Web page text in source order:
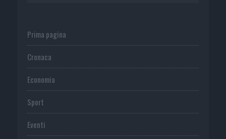
Prima pagina
Cronaca
Economia
Sport
Eventi